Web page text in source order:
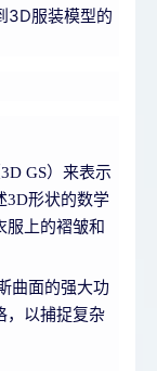
3D服装模型的
GS）来表示
3D形状的数学
服上的褶皱和
曲面的强大功
，以捕捉复杂